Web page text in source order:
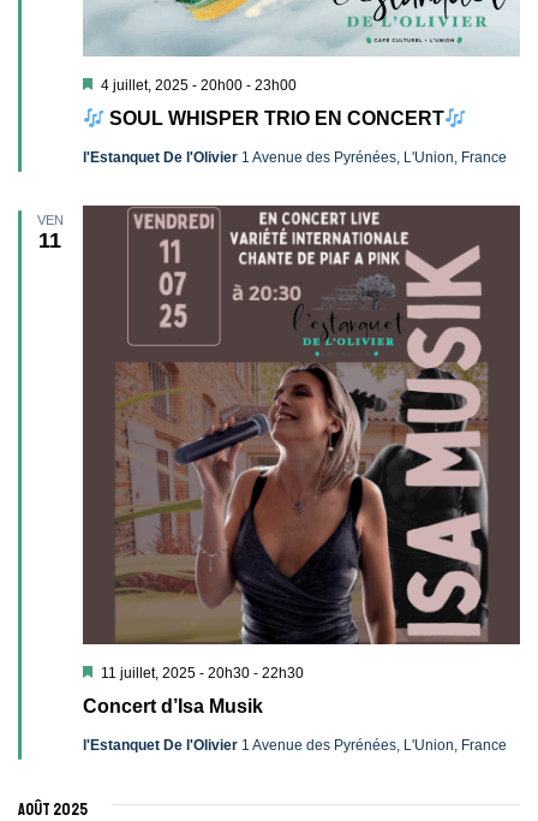
SOUL WHISPER TRIO EN CONCERT
Mis
avant
4 juillet, 2025 - 20h00- 23h00
l'Estanquet De l'Olivier 1 Avenue des Pyrénées, L'Union, France
VEN
11
Concert d’Isa Musik
Mis
avant
11 juillet, 2025 - 20h30- 22h30
l'Estanquet De l'Olivier 1 Avenue des Pyrénées, L'Union, France
août 2025